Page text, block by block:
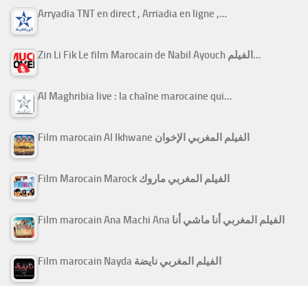
Arryadia TNT en direct , Arriadia en ligne ,…
Zin Li Fik Le film Marocain de Nabil Ayouch الفيلم…
Al Maghribia live : la chaîne marocaine qui…
Film marocain Al Ikhwane الفيلم المغربي الإخوان
Film Marocain Marock الفيلم المغربي ماروك
Film marocain Ana Machi Ana الفيلم المغربي أنا ماشي أنا
Film marocain Nayda الفيلم المغربي نايضة